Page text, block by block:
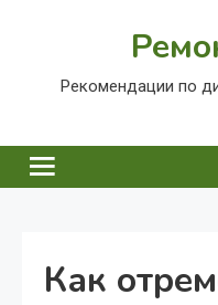
Рекомендации по
Как